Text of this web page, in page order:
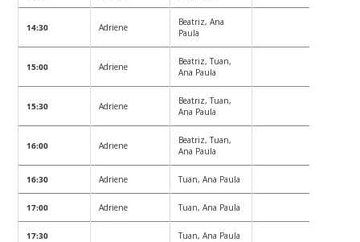
14:30 Adriene
Beatriz, Ana
Paula
15:00 Adriene
Beatriz, Tuan,
Ana Paula
15:30 Adriene
Beatriz, Tuan,
Ana Paula
16:00 Adriene
Beatriz, Tuan,
Ana Paula
16:30 Adriene Tuan, Ana Paula
17:00 Adriene Tuan, Ana Paula
17:30 Tuan, Ana Paula